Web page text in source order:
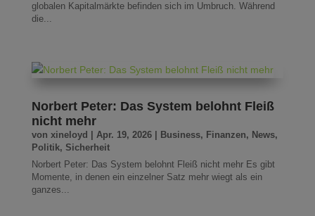
globalen Kapitalmärkte befinden sich im Umbruch. Während
die...
Norbert Peter: Das System belohnt Fleiß
nicht mehr
von xineloyd Apr. 19, 2026| Business, Finanzen, News,
Politik, Sicherheit
Norbert Peter: Das System belohnt Fleiß nicht mehr Es gibt
Momente, in denen ein einzelner Satz mehr wiegt als ein
ganzes...